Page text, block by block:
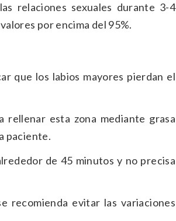
relaciones sexuales durante 3-4
por encima del 95%.
que los labios mayores pierdan el
rellenar esta zona mediante grasa
paciente.
de 45 minutos y no precisa
recomienda evitar las variaciones